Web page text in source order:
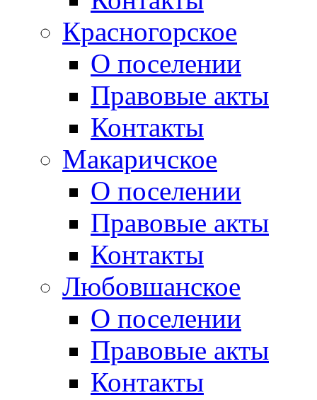
Красногорское
О поселении
Правовые акты
Контакты
Макаричское
О поселении
Правовые акты
Контакты
Любовшанское
О поселении
Правовые акты
Контакты